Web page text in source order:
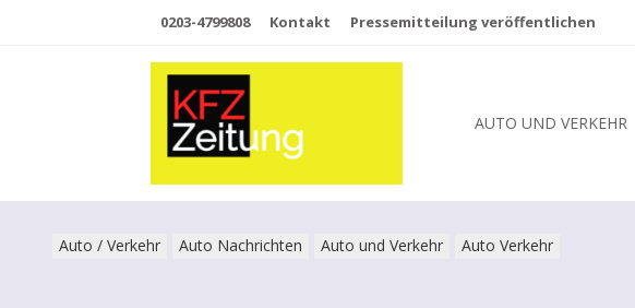
0203-4799808 Kontakt Pressemitteilung veröffentlichen
AUTO UND VERKEHR
Auto / Verkehr Auto Nachrichten Auto und Verkehr Auto Verkehr